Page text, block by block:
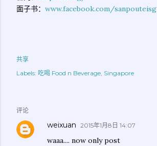
面子书： www.facebook.com/sanpouteisg
共享
Labels: 吃喝 Food n Beverage Singapore
评论
weixuan 2015年1月8日 14:07
waaa.... now only post